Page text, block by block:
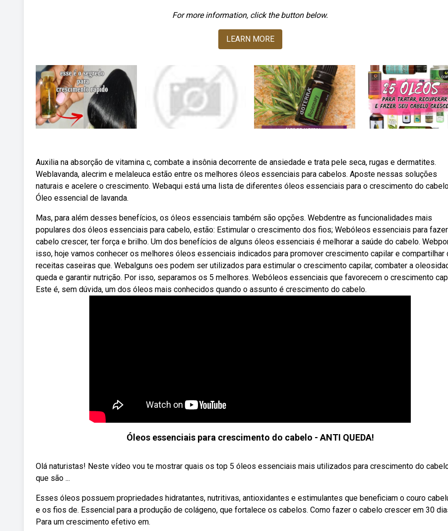
For more information, click the button below.
LEARN MORE
Auxilia na absorção de vitamina c, combate a insônia decorrente de ansiedade e trata pele seca, rugas e dermatites.
Weblavanda, alecrim e melaleuca estão entre os melhores óleos essenciais para cabelos. Aposte nessas soluções
naturais e acelere o crescimento. Webaqui está uma lista de diferentes óleos essenciais para o crescimento do
Óleo essencial de lavanda.
Mas, para além desses benefícios, os óleos essenciais também são opções. Webdentre as funcionalidades mais
populares dos óleos essenciais para cabelo, estão: Estimular o crescimento dos fios; Webóleos essenciais para
cabelo crescer, ter força e brilho. Um dos benefícios de alguns óleos essenciais é melhorar a saúde do cabelo.
isso, hoje vamos conhecer os melhores óleos essenciais indicados para promover crescimento capilar e compartilhar
receitas caseiras que. Webalguns oes podem ser utilizados para estimular o crescimento capilar, combater a
queda e garantir nutrição. Por isso, separamos os 5 melhores. Webóleos essenciais que favorecem o crescimento
Este é, sem dúvida, um dos óleos mais conhecidos quando o assunto é crescimento do cabelo.
Óleos essenciais para crescimento do cabelo - ANTI QUEDA!
Olá naturistas! Neste vídeo vou te mostrar quais os top 5 óleos essenciais mais utilizados para crescimento do
que são ...
Esses óleos possuem propriedades hidratantes, nutritivas, antioxidantes e estimulantes que beneficiam o couro
e os fios de. Essencial para a produção de colágeno, que fortalece os cabelos. Como fazer o cabelo crescer em 30
Para um crescimento efetivo em.